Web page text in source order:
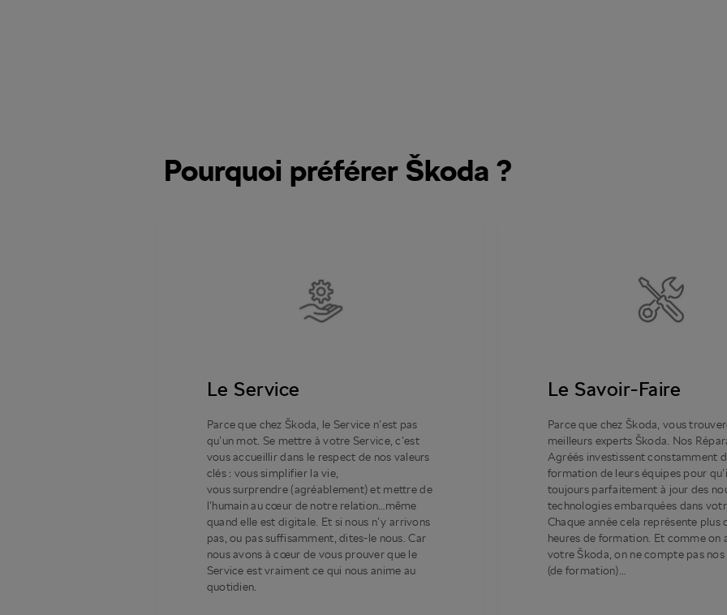
Pourquoi préférer Škoda ?
Le Service
Parce que chez Škoda, le Service n’est pas
qu’un mot. Se mettre à votre Service, c’est
vous accueillir dans le respect de nos valeurs
clés : vous simplifier la vie,
vous surprendre (agréablement) et mettre de
l’humain au cœur de notre relation…même
quand elle est digitale. Et si nous n’y arrivons
pas, ou pas suffisamment, dites-le nous. Car
nous avons à cœur de vous prouver que le
Service est vraiment ce qui nous anime au
quotidien.
Le Savoir-Faire
Parce que chez Škoda, vous
meilleurs experts Škoda. Nos
Agréés investissent constamment
formation de leurs équipes pour
toujours parfaitement à jour des
technologies embarquées dans
Chaque année cela représente plus
heures de formation. Et comme on
votre Škoda, on ne compte pas nos
(de formation)…